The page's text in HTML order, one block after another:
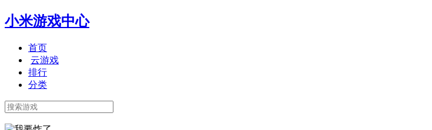
小米游戏中心
首页
云游戏
排行
分类